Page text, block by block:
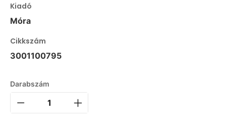
Kiadó
Móra
Cikkszám
3001100795
Darabszám